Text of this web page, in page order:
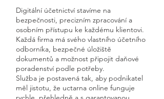
Digitální účetnictví stavíme na
bezpečnosti, precizním zpracování a
osobním přístupu ke každému klientovi.
Každá firma má svého vlastního účetního
odborníka, bezpečné úložiště
dokumentů a možnost připojit daňové
poradenství podle potřeby.
Služba je postavená tak, aby podnikatel
měl jistotu, že uctarna online funguje